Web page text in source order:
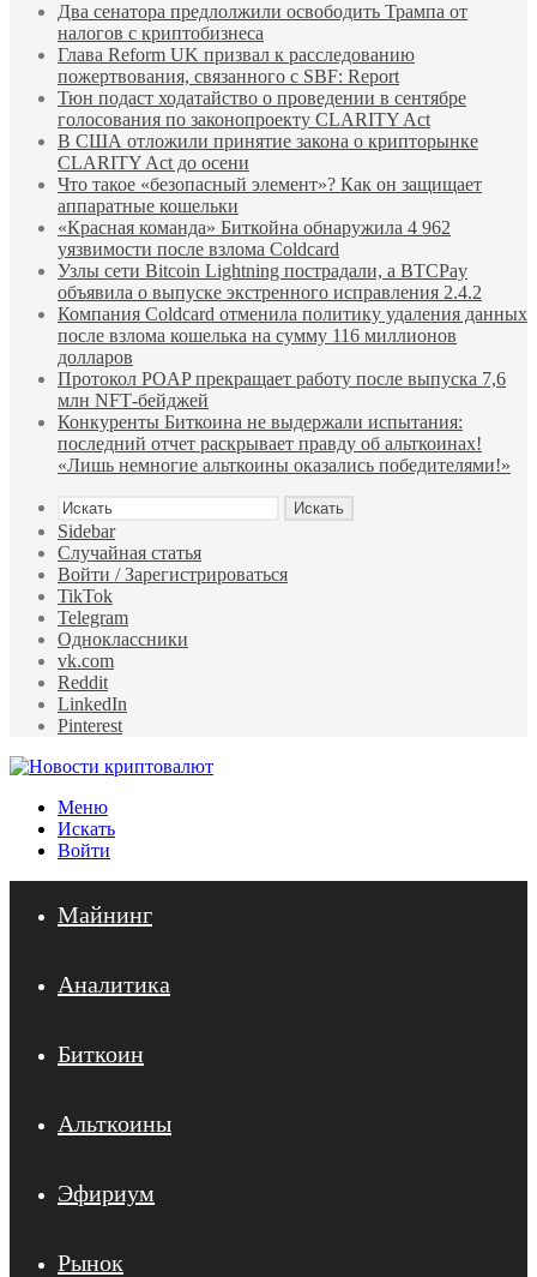
Два сенатора предлолжили освободить Трампа от
налогов с криптобизнеса
Глава Reform UK призвал к расследованию
пожертвования, связанного с SBF: Report
Тюн подаст ходатайство о проведении в сентябре
голосования по законопроекту CLARITY Act
В США отложили принятие закона о крипторынке
CLARITY Act до осени
Что такое «безопасный элемент»? Как он защищает
аппаратные кошельки
«Красная команда» Биткойна обнаружила 4 962
уязвимости после взлома Coldcard
Узлы сети Bitcoin Lightning пострадали, а BTCPay
объявила о выпуске экстренного исправления 2.4.2
Компания Coldcard отменила политику удаления данных
после взлома кошелька на сумму 116 миллионов
долларов
Протокол POAP прекращает работу после выпуска 7,6
млн NFT‑бейджей
Конкуренты Биткоина не выдержали испытания:
последний отчет раскрывает правду об альткоинах!
«Лишь немногие альткоины оказались победителями!»
Искать
Sidebar
Случайная статья
Войти / Зарегистрироваться
TikTok
Telegram
Одноклассники
vk.com
Reddit
LinkedIn
Pinterest
Меню
Искать
Войти
Майнинг
Аналитика
Биткоин
Альткоины
Эфириум
Рынок